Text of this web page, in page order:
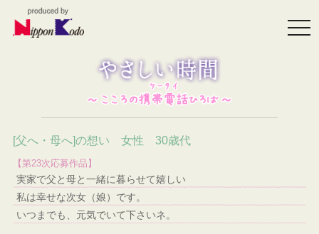
[父へ・母へ]の想い 女性 30歳代
【第23次応募作品】
実家で父と母と一緒に暮らせて嬉しい
私は幸せな次女（娘）です。
いつまでも、元気でいて下さいネ。